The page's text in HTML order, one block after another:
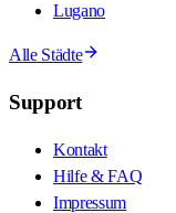
Lugano
Alle Städte
Support
Kontakt
Hilfe & FAQ
Impressum